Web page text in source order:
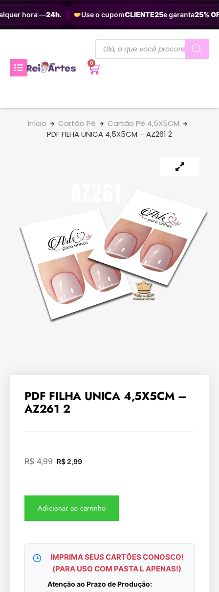
hora —24h. Use o cupomCLIENTE25e garanta25% OFF
0
Início Cartão Pé
Cartão Pé 4,5X5CM
PDF FILHA UNICA 4,5X5CM – AZ261 2
PDF FILHA UNICA 4,5X5CM –
AZ261 2
R$4,99 R$ 2,99
Adicionar ao carrinho
IMPRIMA SEUS CARTÕES CONOSCO!
(PARA USO COM PASTA L APENAS!)
Atenção ao Prazo de Produção: